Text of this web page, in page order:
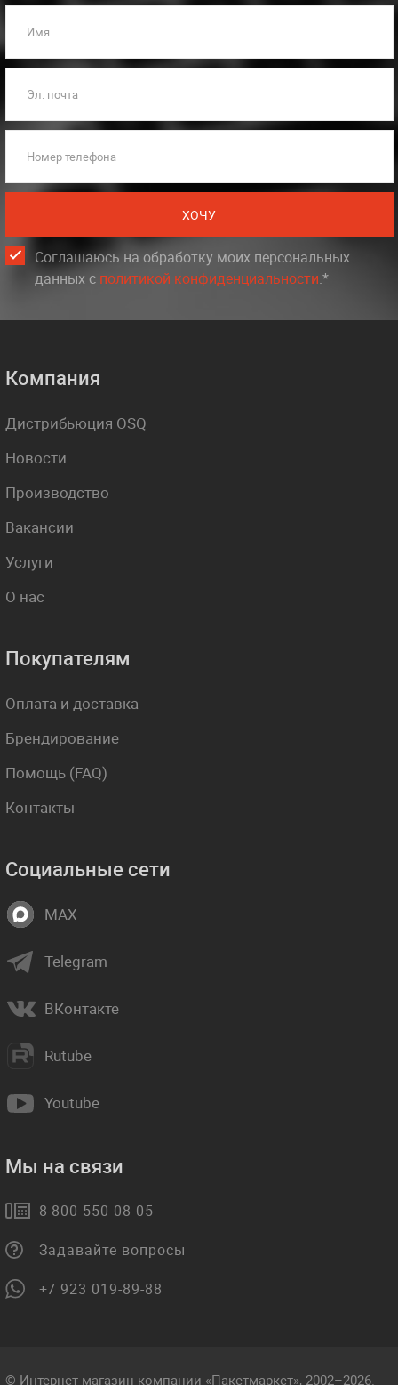
Имя
Эл. почта
Номер телефона
ХОЧУ
Соглашаюсь на обработку моих персональных
данных c политикой конфиденциальности.*
Компания
Дистрибьюция OSQ
Новости
Производство
Вакансии
Услуги
О нас
Покупателям
Оплата и доставка
Брендирование
Помощь (FAQ)
Контакты
Социальные сети
MAX
Telegram
ВКонтакте
Rutube
Youtube
Мы на связи
8 800 550-08-05
Задавайте вопросы
+7 923 019-89-88
© Интернет-магазин компании «Пакетмаркет», 2002–2026.